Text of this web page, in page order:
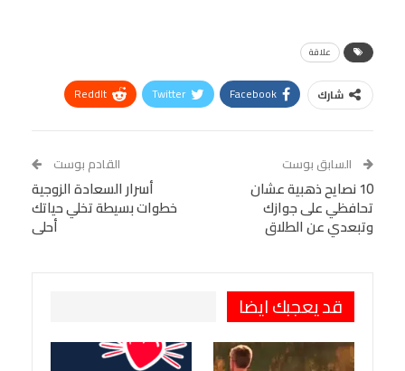
علاقة
شارك Facebook
Twitter
ReddIt
Tumblr
البريد الإلكتروني
VK
Digg
LINE
BlackBerry
Viber
السابق بوست
10 نصايح ذهبية عشان
تحافظي على جوازك
وتبعدي عن الطلاق
القادم بوست
أسرار السعادة الزوجية
خطوات بسيطة تخلي حياتك
أحلى
قد يعجبك ايضا